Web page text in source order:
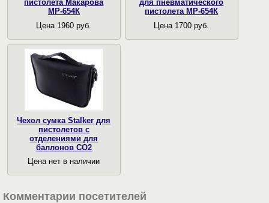
пистолета Макарова
МР-654К
Цена 1960 руб.
для пневматического
пистолета МР-654К
Цена 1700 руб.
Чехол сумка Stalker для
пистолетов с
отделениями для
баллонов СО2
Цена нет в наличии
Комментарии посетителей